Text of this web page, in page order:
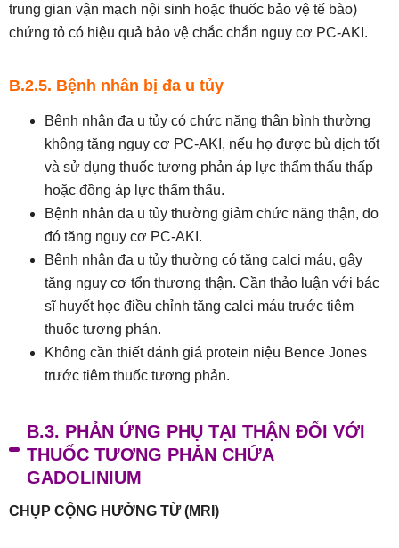
trung gian vận mạch nội sinh hoặc thuốc bảo vệ tế bào)
chứng tỏ có hiệu quả bảo vệ chắc chắn nguy cơ PC-AKI.
B.2.5. Bệnh nhân bị đa u tủy
Bệnh nhân đa u tủy có chức năng thận bình thường
không tăng nguy cơ PC-AKI, nếu họ được bù dịch tốt
và sử dụng thuốc tương phản áp lực thẩm thấu thấp
hoặc đồng áp lực thẩm thấu.
Bệnh nhân đa u tủy thường giảm chức năng thận, do
đó tăng nguy cơ PC-AKI.
Bệnh nhân đa u tủy thường có tăng calci máu, gây
tăng nguy cơ tổn thương thận. Cần thảo luận với bác
sĩ huyết học điều chỉnh tăng calci máu trước tiêm
thuốc tương phản.
Không cần thiết đánh giá protein niệu Bence Jones
trước tiêm thuốc tương phản.
B.3. PHẢN ỨNG PHỤ TẠI THẬN ĐỐI VỚI
THUỐC TƯƠNG PHẢN CHỨA
GADOLINIUM
CHỤP CỘNG HƯỞNG TỪ (MRI)